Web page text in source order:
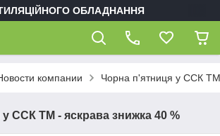
ОБЛАДНАННЯ
компании Чорна п'ятниця у ССК
ССК ТМ - яскрава знижка 40 %